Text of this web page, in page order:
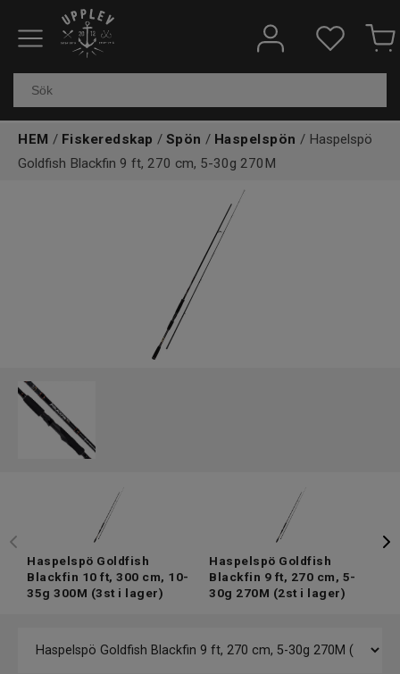
Fiskeredskap
Kläder & skor
HEM / Fiskeredskap / Spön / Haspelspön / Haspelspö
Goldfish Blackfin 9 ft, 270 cm, 5-30g 270M
Haspelspö Goldfish
Blackfin 10 ft, 300 cm, 10-
35g 300M (3st i lager)
Haspelspö Goldfish
Blackfin 9 ft, 270 cm, 5-
30g 270M (2st i lager)